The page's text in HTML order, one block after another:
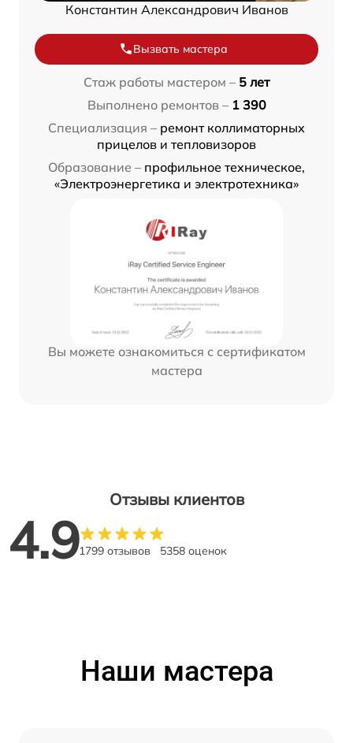
Константин Александрович Иванов
Вызвать мастера
Стаж работы мастером – 5 лет
Выполнено ремонтов – 1 390
Специализация – ремонт коллиматорных
прицелов и тепловизоров
Образование – профильное техническое,
«Электроэнергетика и электротехника»
Вы можете ознакомиться с сертификатом
мастера
Отзывы клиентов
4.91799 отзывов 5358 оценок
Наши мастера